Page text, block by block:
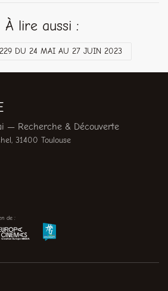
À lire aussi :
229 DU 24 MAI AU 27 JUIN 2023
— Recherche & Découverte
31400 Toulouse
de :